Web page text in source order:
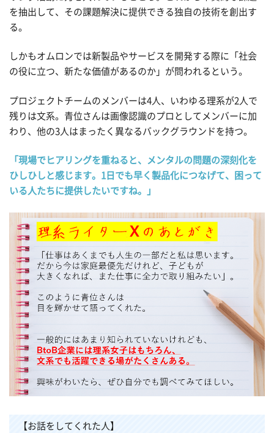
を抽出して、その課題解決に提供できる独自の技術を創出す
る。
しかもオムロンでは新製品やサービスを開発する際に「社会
の役に立つ、新たな価値があるのか」が問われるという。
プロジェクトチームのメンバーは4人、いわゆる理系が2人で
残りは文系。青位さんは画像認識のプロとしてメンバーに加
わり、他の3人はまったく異なるバックグラウンドを持つ。
「現場でヒアリングを重ねると、メンタルの問題の深刻化を
ひしひしと感じます。1日でも早く製品化につなげて、困って
いる人たちに提供したいですね。」
【お話をしてくれた人】